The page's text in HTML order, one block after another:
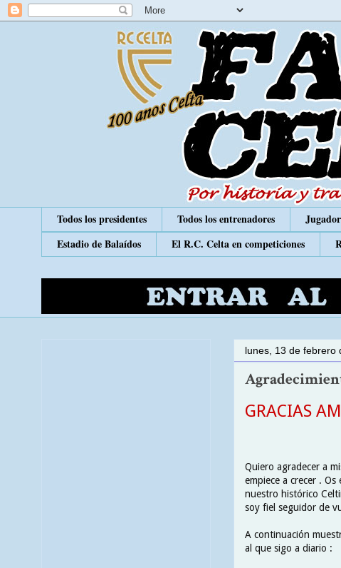
Todos los presidentes Todos los entrenadores
Estadio de Balaídos
El R.C. Celta en competiciones
lunes, 13 de febrero
GRACIAS
Quiero agradecer a
empiece a crecer .
nuestro histórico
soy fiel seguidor de
A continuación
al que sigo a diario :